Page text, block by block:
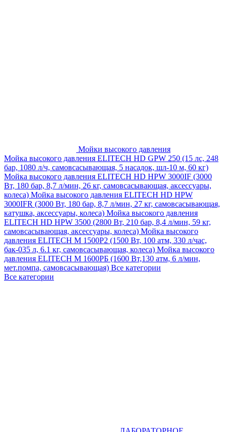
Мойки высокого давления
Мойка высокого давления ELITECH HD GPW 250 (15 лс, 248
бар, 1080 л/ч, самовсасывающая, 5 насадок, шл-10 м, 60 кг)
Мойка высокого давления ELITECH HD HPW 3000IF (3000
Вт, 180 бар, 8,7 л/мин, 26 кг, самовсасывающая, аксессуары,
колеса) Мойка высокого давления ELITECH HD HPW
3000IFR (3000 Вт, 180 бар, 8,7 л/мин, 27 кг, самовсасывающая,
катушка, аксессуары, колеса) Мойка высокого давления
ELITECH HD HPW 3500 (2800 Вт, 210 бар, 8,4 л/мин, 59 кг,
самовсасывающая, аксессуары, колеса) Мойка высокого
давления ELITECH M 1500P2 (1500 Вт, 100 атм, 330 л/час,
бак-035 л, 6.1 кг, самовсасывающая, колеса) Мойка высокого
давления ELITECH М 1600РБ (1600 Вт,130 атм, 6 л/мин,
мет.помпа, самовсасывающая) Все категории
Все категории